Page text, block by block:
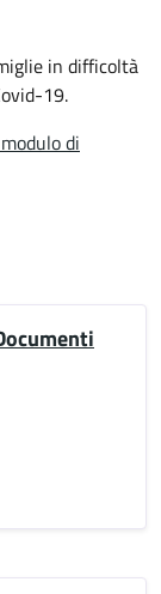
in difficoltà
19.
di